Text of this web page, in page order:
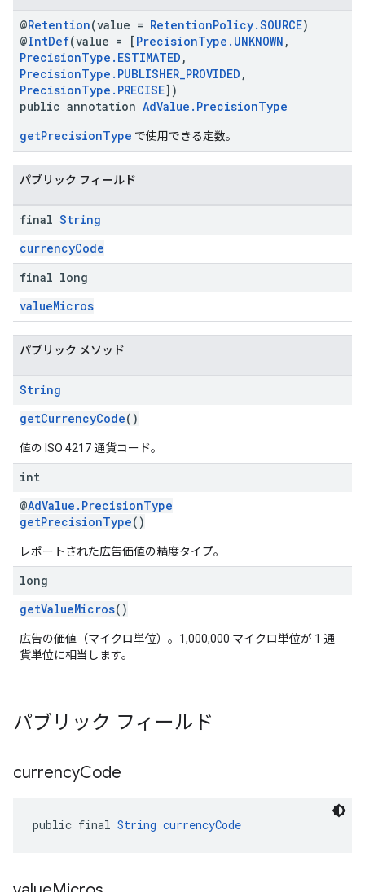
@Retention(value = RetentionPolicy.SOURCE)
@IntDef(value = [ PrecisionType.UNKNOWN ,
PrecisionType.ESTIMATED ,
PrecisionType.PUBLISHER_PROVIDED ,
PrecisionType.PRECISE])
public annotation AdValue.PrecisionType
getPrecisionType で使用できる定数。
パブリック フィールド
final String
currencyCode
final long
valueMicros
パブリック メソッド
String
getCurrencyCode()
値の ISO 4217 通貨コード。
int
@AdValue.PrecisionType
getPrecisionType()
レポートされた広告価値の精度タイプ。
long
getValueMicros()
広告の価値（マイクロ単位）。1,000,000 マイクロ単位が 1 通
貨単位に相当します。
パブリック フィールド
currencyCode
public final String currencyCode